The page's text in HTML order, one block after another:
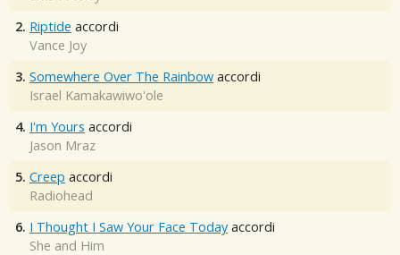
2. Riptide accordi
Vance Joy
3. Somewhere Over The Rainbow accordi
Israel Kamakawiwo'ole
4. I'm Yours accordi
Jason Mraz
5. Creep accordi
Radiohead
6. I Thought I Saw Your Face Today accordi
She and Him